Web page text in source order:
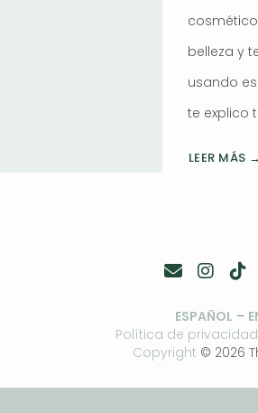
belleza y
usando
te explico
LEER MÁS →
ESPAÑOL –
Política de privacidad
Copyright © 2026